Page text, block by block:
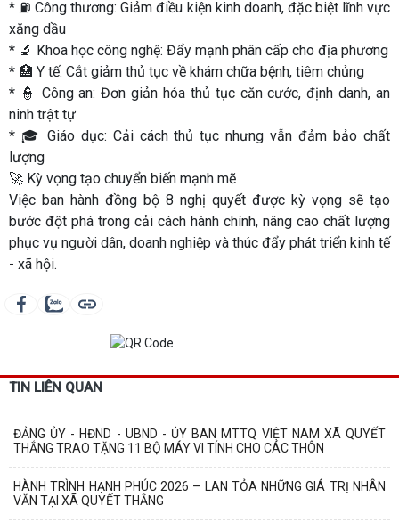
* ⛽ Công thương: Giảm điều kiện kinh doanh, đặc biệt lĩnh vực
xăng dầu
* 🔬 Khoa học công nghệ: Đẩy mạnh phân cấp cho địa phương
* 🏥 Y tế: Cắt giảm thủ tục về khám chữa bệnh, tiêm chủng
* 👮 Công an: Đơn giản hóa thủ tục căn cước, định danh, an
ninh trật tự
* 🎓 Giáo dục: Cải cách thủ tục nhưng vẫn đảm bảo chất
lượng
🚀 Kỳ vọng tạo chuyển biến mạnh mẽ
Việc ban hành đồng bộ 8 nghị quyết được kỳ vọng sẽ tạo
bước đột phá trong cải cách hành chính, nâng cao chất lượng
phục vụ người dân, doanh nghiệp và thúc đẩy phát triển kinh tế
- xã hội.
TIN LIÊN QUAN
ĐẢNG ỦY - HĐND - UBND - ỦY BAN MTTQ VIỆT NAM XÃ QUYẾT
THẮNG TRAO TẶNG 11 BỘ MÁY VI TÍNH CHO CÁC THÔN
HÀNH TRÌNH HẠNH PHÚC 2026 – LAN TỎA NHỮNG GIÁ TRỊ NHÂN
VĂN TẠI XÃ QUYẾT THẮNG